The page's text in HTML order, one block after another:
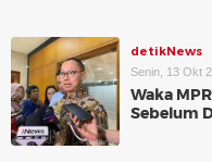
detikNews
Senin, 13 Okt
Waka
Sebelum